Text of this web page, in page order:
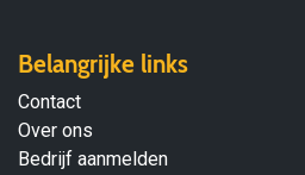
Belangrijke links
Contact
Over ons
Bedrijf aanmelden